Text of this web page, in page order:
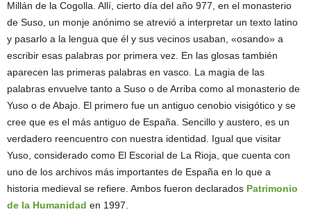
Millán de la Cogolla. Allí, cierto día del año 977, en el monasterio
de Suso, un monje anónimo se atrevió a interpretar un texto latino
y pasarlo a la lengua que él y sus vecinos usaban, «osando» a
escribir esas palabras por primera vez. En las glosas también
aparecen las primeras palabras en vasco. La magia de las
palabras envuelve tanto a Suso o de Arriba como al monasterio de
Yuso o de Abajo. El primero fue un antiguo cenobio visigótico y se
cree que es el más antiguo de España. Sencillo y austero, es un
verdadero reencuentro con nuestra identidad. Igual que visitar
Yuso, considerado como El Escorial de La Rioja, que cuenta con
uno de los archivos más importantes de España en lo que a
historia medieval se refiere. Ambos fueron declarados Patrimonio
de la Humanidad en 1997.